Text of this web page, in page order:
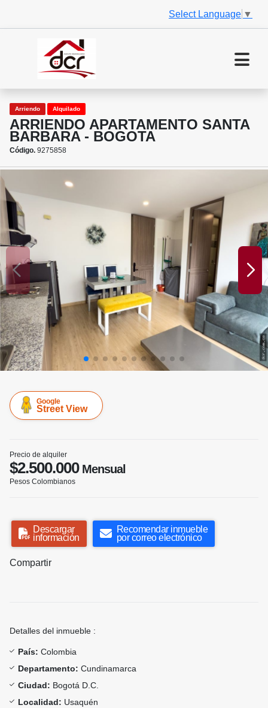
Select Language ▼
Arriendo Alquilado
ARRIENDO APARTAMENTO SANTA
BARBARA - BOGOTA
Código. 9275858
Google
Street View
Precio de alquiler
$2.500.000Mensual
Pesos Colombianos
Descargar
información
Recomendar inmueble
por correo electrónico
Compartir
Detalles del inmueble :
País: Colombia
Departamento: Cundinamarca
Ciudad: Bogotá D.C.
Localidad: Usaquén